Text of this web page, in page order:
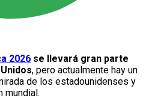
2026 se llevará gran parte
, pero actualmente hay un
de los estadounidenses y
mundial.